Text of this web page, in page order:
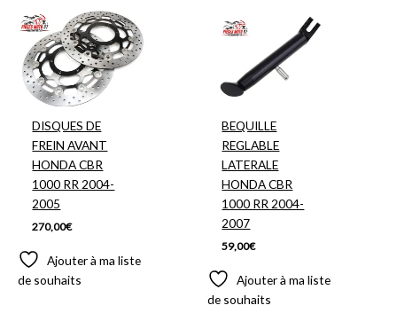
DISQUES DE
FREIN AVANT
HONDA CBR
1000 RR 2004-
2005
270,00€
Ajouter à ma liste
de souhaits
BEQUILLE
REGLABLE
LATERALE
HONDA CBR
1000 RR 2004-
2007
59,00€
Ajouter à ma liste
de souhaits